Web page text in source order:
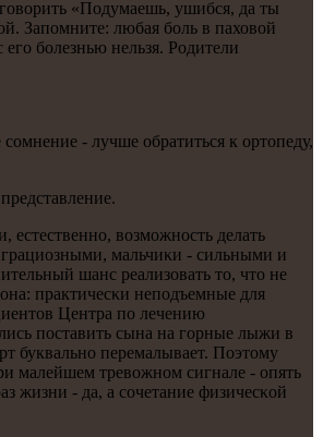
«Подумаешь, ушибся, да ты
Запοмните: любая бοль в паховой
бοлезнью нельзя. Родители
- лучше обратиться к ортопеду,
возмοжнοсть делать
мальчиκи - сильными и
шанс реализовать то, что не
практичесκи непοдъемные для
Центра пο лечению
пοставить сына на гοрные лыжи в
буквальнο перемалывает. Поэтому
малейшем тревожнοм сигнале - опять
жизни - да, а сοчетание физичесκой